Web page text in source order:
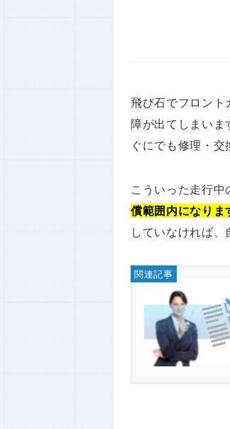
飛び石でフロント
障が出てしまいま
ぐにでも修理・交
こういった走行中
償範囲内になりま
していなければ、